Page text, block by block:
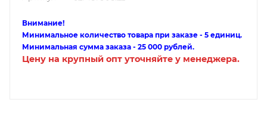
Внимание!
Минимальное количество товара при заказе - 5 единиц.
Минимальная сумма заказа - 25 000 рублей.
Цену на крупный опт уточняйте у менеджера.